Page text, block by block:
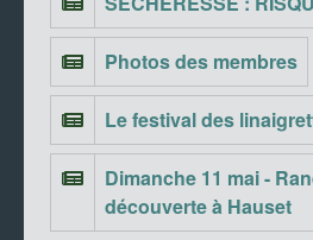
Photos des membres
Le festival des
Dimanche 11 mai -
découverte à Hauset